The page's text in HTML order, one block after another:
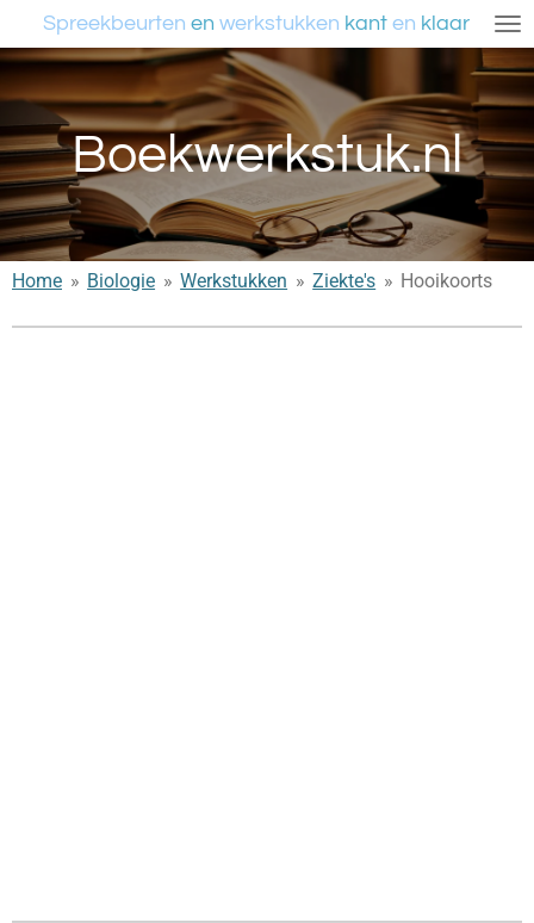
direct
naar
hoofdinhoud
Spreekbeurten en werkstukken kant en klaar
Boekwerkstuk.nl
Home » Biologie » Werkstukken » Ziekte's » Hooikoorts